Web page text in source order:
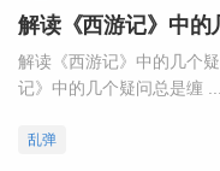
解读《西游记》中的
解读《西游记》中的几个
记》中的几个疑问总是缠 ...
乱弹